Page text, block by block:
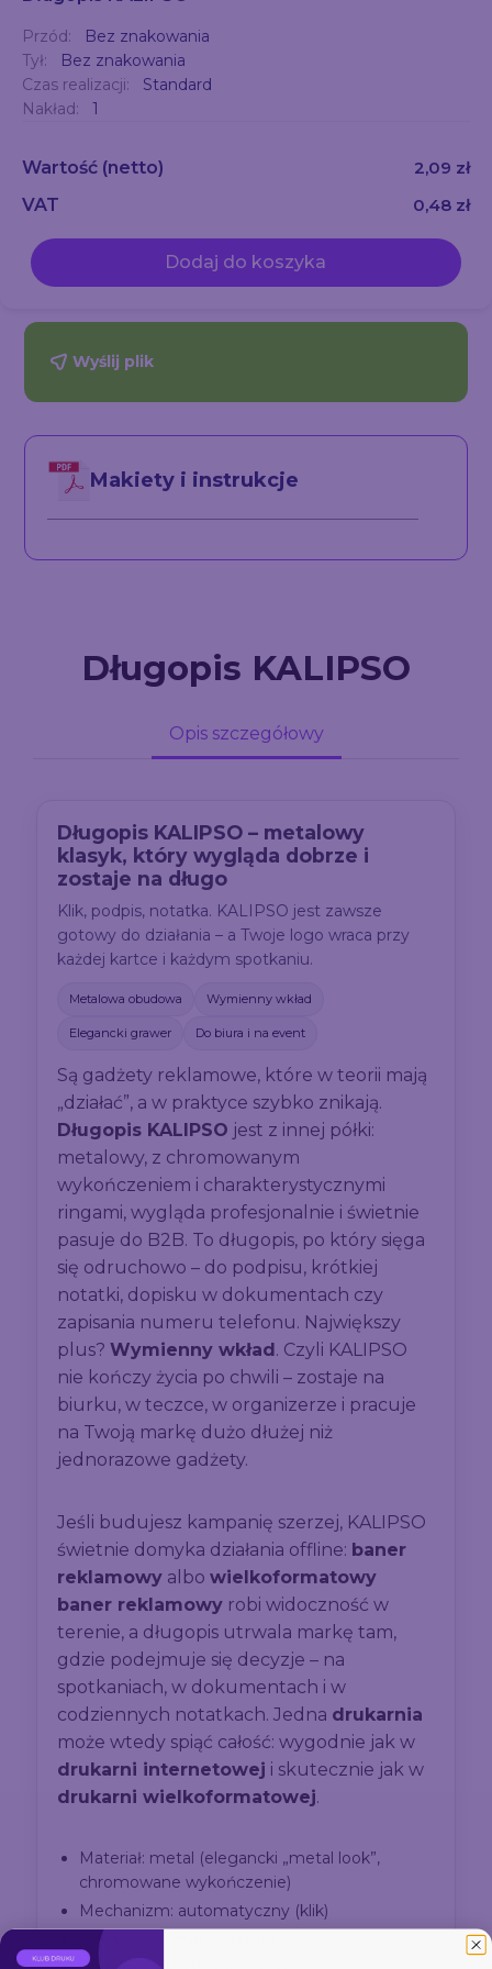
Przód:
Bez znakowania
Tył:
Bez znakowania
Czas realizacji:
Standard
Nakład:
1
Wartość (netto)
2,09 zł
VAT
0,48 zł
Dodaj do koszyka
Wyślij plik
Makiety i instrukcje
Długopis KALIPSO
Opis szczegółowy
Długopis KALIPSO – metalowy
klasyk, który wygląda dobrze i
zostaje na długo
Klik, podpis, notatka. KALIPSO jest zawsze
gotowy do działania – a Twoje logo wraca przy
każdej kartce i każdym spotkaniu.
Metalowa obudowa Wymienny wkład
Elegancki grawer Do biura i na event
Są gadżety reklamowe, które w teorii mają
„działać”, a w praktyce szybko znikają.
Długopis KALIPSO jest z innej półki:
metalowy, z chromowanym
wykończeniem i charakterystycznymi
ringami, wygląda profesjonalnie i świetnie
pasuje do B2B. To długopis, po który sięga
się odruchowo – do podpisu, krótkiej
notatki, dopisku w dokumentach czy
zapisania numeru telefonu. Największy
plus?Wymienny wkład . Czyli KALIPSO
nie kończy życia po chwili – zostaje na
biurku, w teczce, w organizerze i pracuje
na Twoją markę dużo dłużej niż
jednorazowe gadżety.
Jeśli budujesz kampanię szerzej, KALIPSO
świetnie domyka działania offline: baner
reklamowy albowielkoformatowy
baner reklamowy robi widoczność w
terenie, a długopis utrwala markę tam,
gdzie podejmuje się decyzje – na
spotkaniach, w dokumentach i w
codziennych notatkach. Jedna drukarnia
może wtedy spiąć całość: wygodnie jak w
drukarni internetowej i skutecznie jak w
drukarni wielkoformatowej.
Materiał: metal (elegancki „metal look”,
chromowane wykończenie)
Mechanizm: automatyczny (klik)
Wkład: niebieski, wymienny